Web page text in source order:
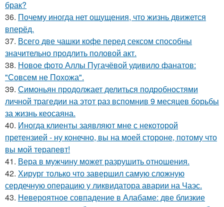
брак?
36. Почему иногда нет ощущения, что жизнь движется
вперёд.
37. Всего две чашки кофе перед сексом способны
значительно продлить половой акт.
38. Новое фото Аллы Пугачёвой удивило фанатов:
"Совсем не Похожа".
39. Симоньян продолжает делиться подробностями
личной трагедии на этот раз вспомнив 9 месяцев борьбы
за жизнь кеосаяна.
40. Иногда клиенты заявляют мне с некоторой
претензией - ну конечно, вы на моей стороне, потому что
вы мой терапевт!
41. Вера в мужчину может разрушить отношения.
42. Хирург только что завершил самую сложную
сердечную операцию у ликвидатора аварии на Чаэс.
43. Невероятное совпадение в Алабаме: две близкие